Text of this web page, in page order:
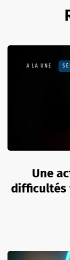
A LA UNE
Une
difficultés